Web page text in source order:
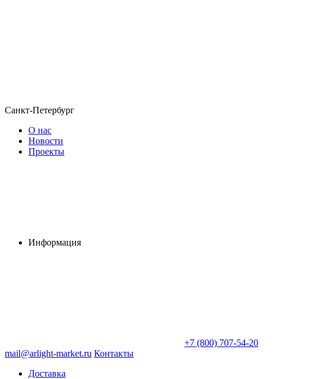
Санкт-Петербург
О нас
Новости
Проекты
Информация
+7 (800) 707-54-20
mail@arlight-market.ru Контакты
Доставка